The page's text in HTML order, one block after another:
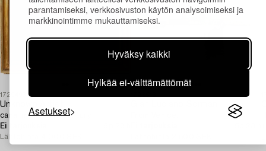
parantamiseksi, verkkosivuston käytön analysoimiseksi ja
markkinointimme mukauttamiseksi.
Hyväksy kaikki
Hylkää ei-välttämättömät
Asetukset
1729493
Unknown Artist,
canal motif, 19th century.
Ei tarjouksia
Lähtöhinta